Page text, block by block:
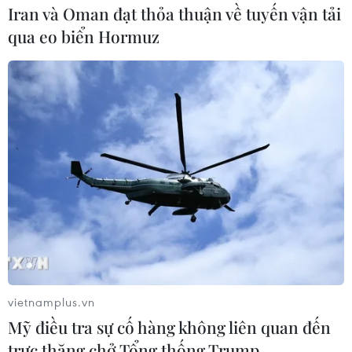
Thủ tướng Qatar: Đàm phán ngừng bắn ở
Gaza không tiến triển khả quan
18/02/2024 01:18
Phát biểu tại Hội nghị An ninh Munich 2024, Thủ tướng
Qatar cho biết nếu đàm phán về vấn đề nhân đạo ở
Gaza tiến triển thì trở ngại liên quan đến số lượng con
tin được thả sẽ được giải quyết.
Iran và Oman đạt thỏa thuận về tuyến vận tải
qua eo biển Hormuz
vietnamplus.vn
Mỹ điều tra sự cố hàng không liên quan đến